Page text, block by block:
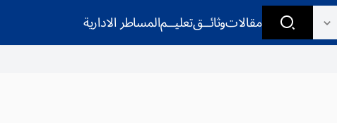
مقالاتوثائــقتعليــمالمساطر الادارية